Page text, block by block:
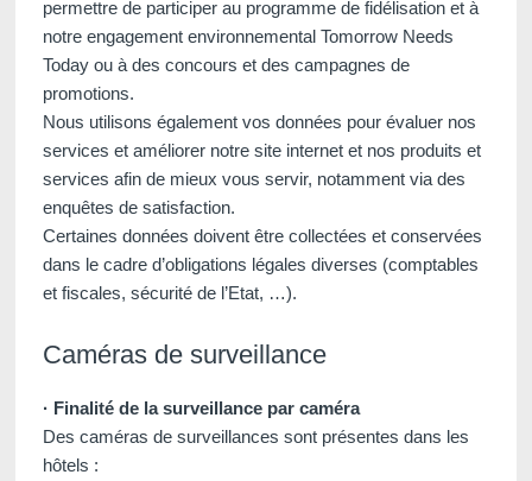
permettre de participer au programme de fidélisation et à
notre engagement environnemental Tomorrow Needs
Today ou à des concours et des campagnes de
promotions.
Nous utilisons également vos données pour évaluer nos
services et améliorer notre site internet et nos produits et
services afin de mieux vous servir, notamment via des
enquêtes de satisfaction.
Certaines données doivent être collectées et conservées
dans le cadre d’obligations légales diverses (comptables
et fiscales, sécurité de l’Etat, …).
Caméras de surveillance
· Finalité de la surveillance par caméra
Des caméras de surveillances sont présentes dans les
hôtels :